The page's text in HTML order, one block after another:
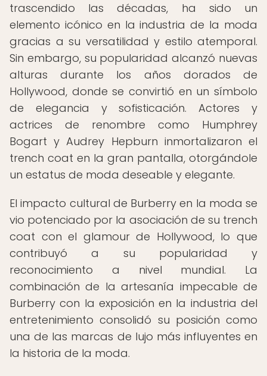
trascendido las décadas, ha sido un
elemento icónico en la industria de la moda
gracias a su versatilidad y estilo atemporal.
Sin embargo, su popularidad alcanzó nuevas
alturas durante los años dorados de
Hollywood, donde se convirtió en un símbolo
de elegancia y sofisticación. Actores y
actrices de renombre como Humphrey
Bogart y Audrey Hepburn inmortalizaron el
trench coat en la gran pantalla, otorgándole
un estatus de moda deseable y elegante.
El impacto cultural de Burberry en la moda se
vio potenciado por la asociación de su trench
coat con el glamour de Hollywood, lo que
contribuyó a su popularidad y
reconocimiento a nivel mundial. La
combinación de la artesanía impecable de
Burberry con la exposición en la industria del
entretenimiento consolidó su posición como
una de las marcas de lujo más influyentes en
la historia de la moda.